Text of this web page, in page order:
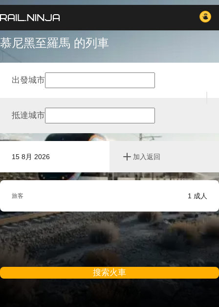
慕尼黑至羅馬 的列車
15 8月 2026 加入返回
出發城市
抵達城市
旅客 1 成人
搜索火車